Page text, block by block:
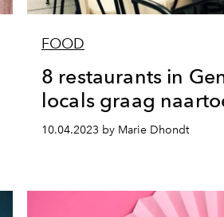
FOOD
8 restaurants in
locals graag
10.04.2023 by Marie Dhondt